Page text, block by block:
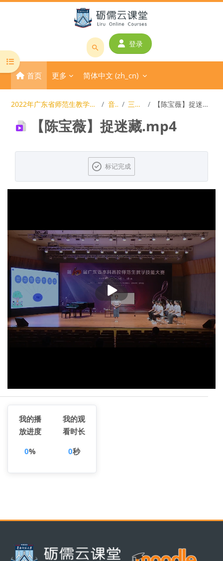
搜
课
程
或
师
称
登录
首页 更多 简体中文 ‎(zh_cn)‎
打开课程索引
2022年广东省师范生教学技能大赛 音乐 三等奖 【陈宝薇】捉迷藏.mp4
【陈宝薇】捉迷藏.mp4
标记完成
播
放
我的播
放进度
0%
我的观
看时长
0秒
版块